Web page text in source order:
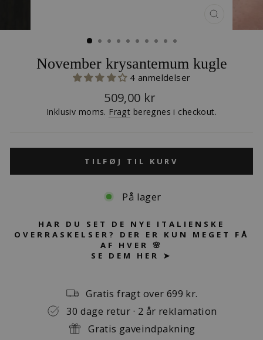
(ESC)
November krysantemum kugle
4 anmeldelser
Normalpris
509,00 kr
Inklusiv moms. Fragt beregnes i checkout.
TILFØJ TIL KURV
På lager
HAR DU SET DE NYE ITALIENSKE
OVERRASKELSER? DER ER KUN MEGET FÅ
AF HVER 🌸
SE DEM HER ➤
Gratis fragt over 699 kr.
30 dage retur · 2 år reklamation
Gratis gaveindpakning